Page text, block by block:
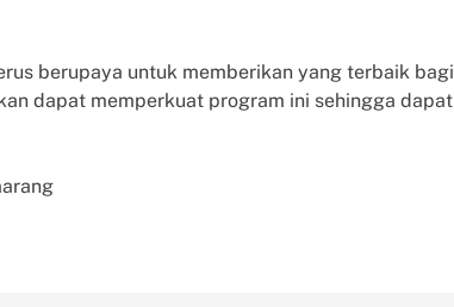
berupaya untuk memberikan yang terbaik bagi
dapat memperkuat program ini sehingga dapat